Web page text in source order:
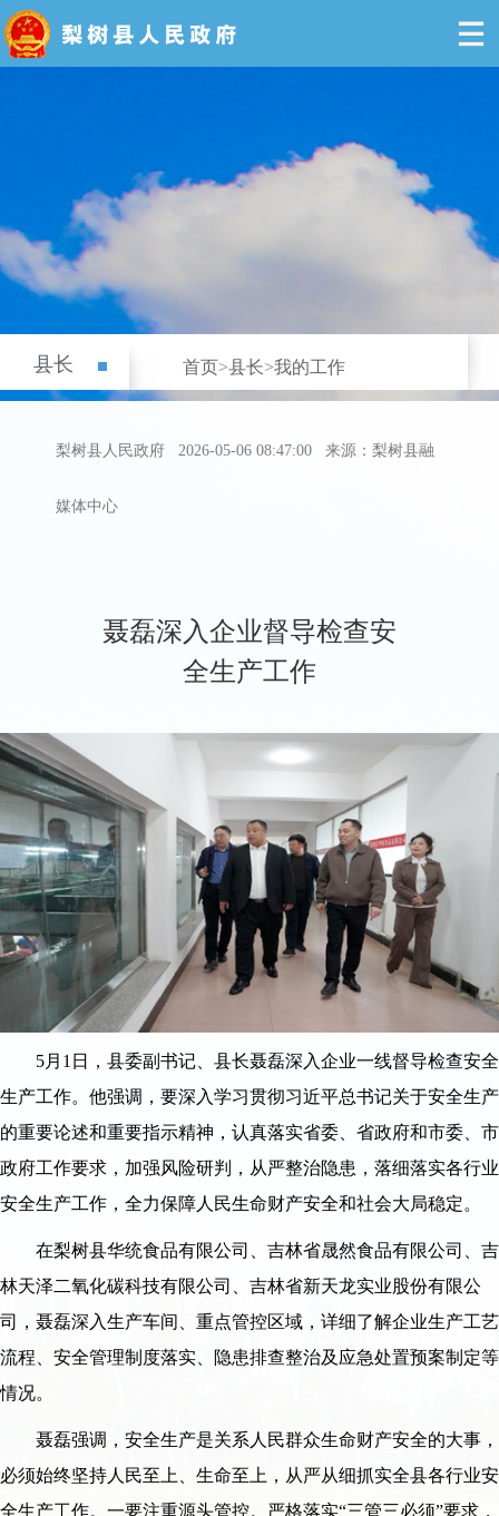
县长 首页>县长>我的工作
梨树县人民政府 2026-05-06 08:47:00 来源：梨树县融
媒体中心
聂磊深入企业督导检查安
全生产工作
5月1日，县委副书记、县长聂磊深入企业一线督导检查安全
生产工作。他强调，要深入学习贯彻习近平总书记关于安全生产
的重要论述和重要指示精神，认真落实省委、省政府和市委、市
政府工作要求，加强风险研判，从严整治隐患，落细落实各行业
安全生产工作，全力保障人民生命财产安全和社会大局稳定。
在梨树县华统食品有限公司、吉林省晟然食品有限公司、吉
林天泽二氧化碳科技有限公司、吉林省新天龙实业股份有限公
司，聂磊深入生产车间、重点管控区域，详细了解企业生产工艺
流程、安全管理制度落实、隐患排查整治及应急处置预案制定等
情况。
聂磊强调，安全生产是关系人民群众生命财产安全的大事，
必须始终坚持人民至上、生命至上，从严从细抓实全县各行业安
全生产工作。一要注重源头管控。严格落实“三管三必须”要求，